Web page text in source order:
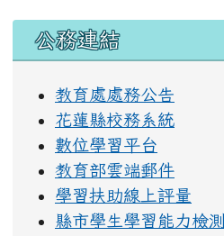
右邊區域內容
公務連結
教育處處務公告
花蓮縣校務系統
數位學習平台
教育部雲端郵件
學習扶助線上評量
縣市學生學習能力檢測